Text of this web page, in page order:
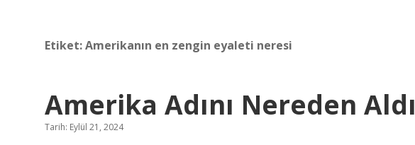
Etiket:Amerikanın en zengin eyaleti neresi
Amerika Adını Nereden Aldı
Tarih: Eylül 21, 2024